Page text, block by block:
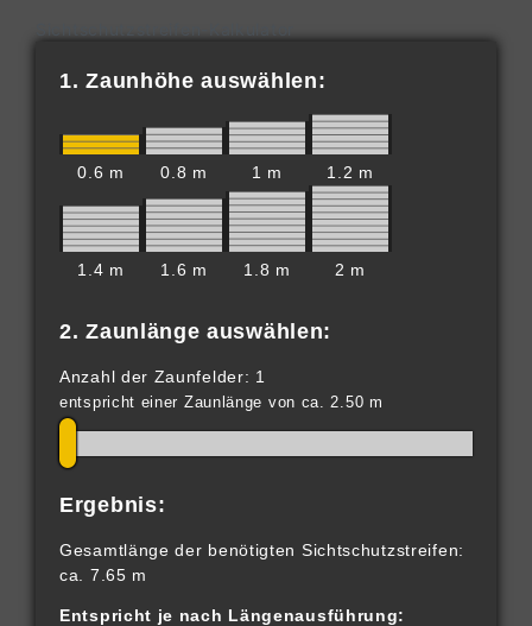
1. Zaunhöhe auswählen:
0.6 m 0.8 m 1 m 1.2 m
1.4 m 1.6 m 1.8 m 2 m
2. Zaunlänge auswählen:
Anzahl der Zaunfelder: 1
entspricht einer Zaunlänge von ca. 2.50 m
Ergebnis:
Gesamtlänge der benötigten Sichtschutzstreifen:
ca. 7.65 m
Entspricht je nach Längenausführung: